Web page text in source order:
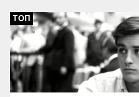
ТОП